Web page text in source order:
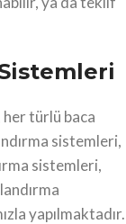
türlü baca
sistemleri,
sistemleri,
yapılmaktadır.